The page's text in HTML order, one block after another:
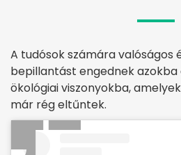
A tudósok számára valóságos
bepillantást engednek azokba
ökológiai viszonyokba,
már rég eltűntek.